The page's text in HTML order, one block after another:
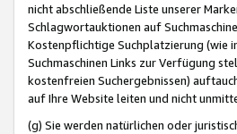
nicht abschließende Liste unserer
Schlagwortauktionen auf
Kostenpflichtige Suchplatzierung (wie
Suchmaschinen Links zur Verfügung
kostenfreien Suchergebnissen)
auf Ihre Website leiten und nicht
(g) Sie werden natürlichen oder